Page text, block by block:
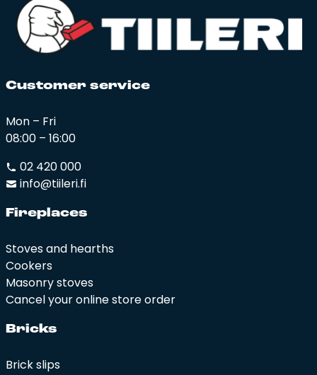
Cus­to­mer ser­vi­ce
Mon – Fri
08:00 – 16:00
02 420 000
info@tiileri.fi
Fi­rep­la­ces
Stoves and hearths
Cookers
Masonry stoves
Cancel your online store order
Bricks
Brick slips